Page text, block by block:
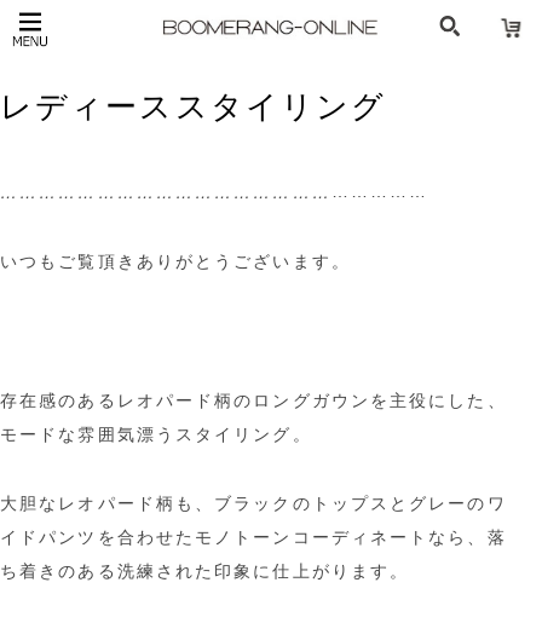
レディーススタイリング
……………………………………………
いつもご覧頂きありがとうございます。
存在感のあるレオパード柄のロングガウンを主役にした、
モードな雰囲気漂うスタイリング。
大胆なレオパード柄も、ブラックのトップスとグレーのワ
イドパンツを合わせたモノトーンコーディネートなら、落
ち着きのある洗練された印象に仕上がります。